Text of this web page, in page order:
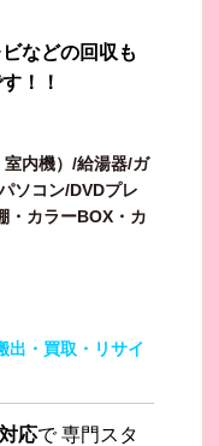
などの回収も
！！
内機）/給湯器/ガ
ソコン/DVDプレ
・カラーBOX・カ
出・買取・リサイ
応で 専門スタ